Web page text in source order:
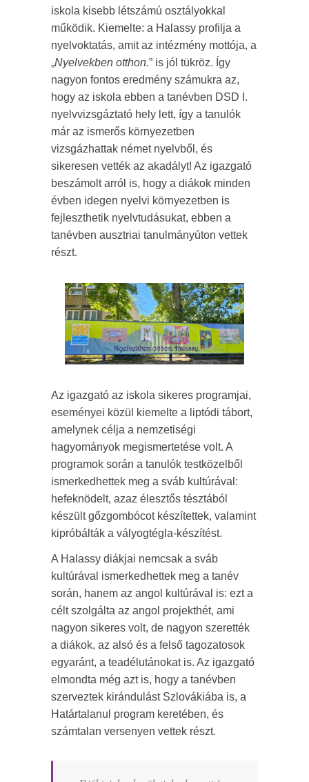
iskola kisebb létszámú osztályokkal
működik. Kiemelte: a Halassy profilja a
nyelvoktatás, amit az intézmény mottója, a
„Nyelvekben otthon.” is jól tükröz. Így
nagyon fontos eredmény számukra az,
hogy az iskola ebben a tanévben DSD I.
nyelvvizsgáztató hely lett, így a tanulók
már az ismerős környezetben
vizsgázhattak német nyelvből, és
sikeresen vették az akadályt! Az igazgató
beszámolt arról is, hogy a diákok minden
évben idegen nyelvi környezetben is
fejleszthetik nyelvtudásukat, ebben a
tanévben ausztriai tanulmányúton vettek
részt.
Az igazgató az iskola sikeres programjai,
eseményei közül kiemelte a liptódi tábort,
amelynek célja a nemzetiségi
hagyományok megismertetése volt. A
programok során a tanulók testközelből
ismerkedhettek meg a sváb kultúrával:
hefeknödelt, azaz élesztős tésztából
készült gőzgombócot készítettek, valamint
kipróbálták a vályogtégla-készítést.
A Halassy diákjai nemcsak a sváb
kultúrával ismerkedhettek meg a tanév
során, hanem az angol kultúrával is: ezt a
célt szolgálta az angol projekthét, ami
nagyon sikeres volt, de nagyon szerették
a diákok, az alsó és a felső tagozatosok
egyaránt, a teadélutánokat is. Az igazgató
elmondta még azt is, hogy a tanévben
szerveztek kirándulást Szlovákiába is, a
Határtalanul program keretében, és
számtalan versenyen vettek részt.